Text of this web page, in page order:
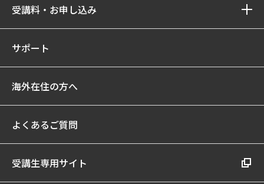
受講料・お申し込み
サポート
海外在住の方へ
よくあるご質問
受講生専用サイト